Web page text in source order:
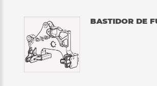
BASTIDOR DE